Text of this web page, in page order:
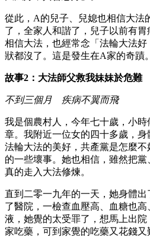
從此，A的兒子、兒媳也相信大法
了，全家人和諧了，兒子以前有
相信大法，也經常念「法輪大法
狀都沒了。這是發生在A家的奇蹟。
故事2：大法師父救我妹妹於危難
不到三個月 疾病不翼而飛
我是個農村人，今年七十歲，小
章。我附近一位女的四十多歲，
法輪大法的美好，共產黨是怎麼
的一些壞事。她也相信，雖然把
真的走入大法修煉。
直到二零一九年的一天，她身體
了醫院，一檢查血壓高、血糖也
液，她覺的太受罪了，想馬上出
家吃藥，可到家覺的吃藥又花錢又